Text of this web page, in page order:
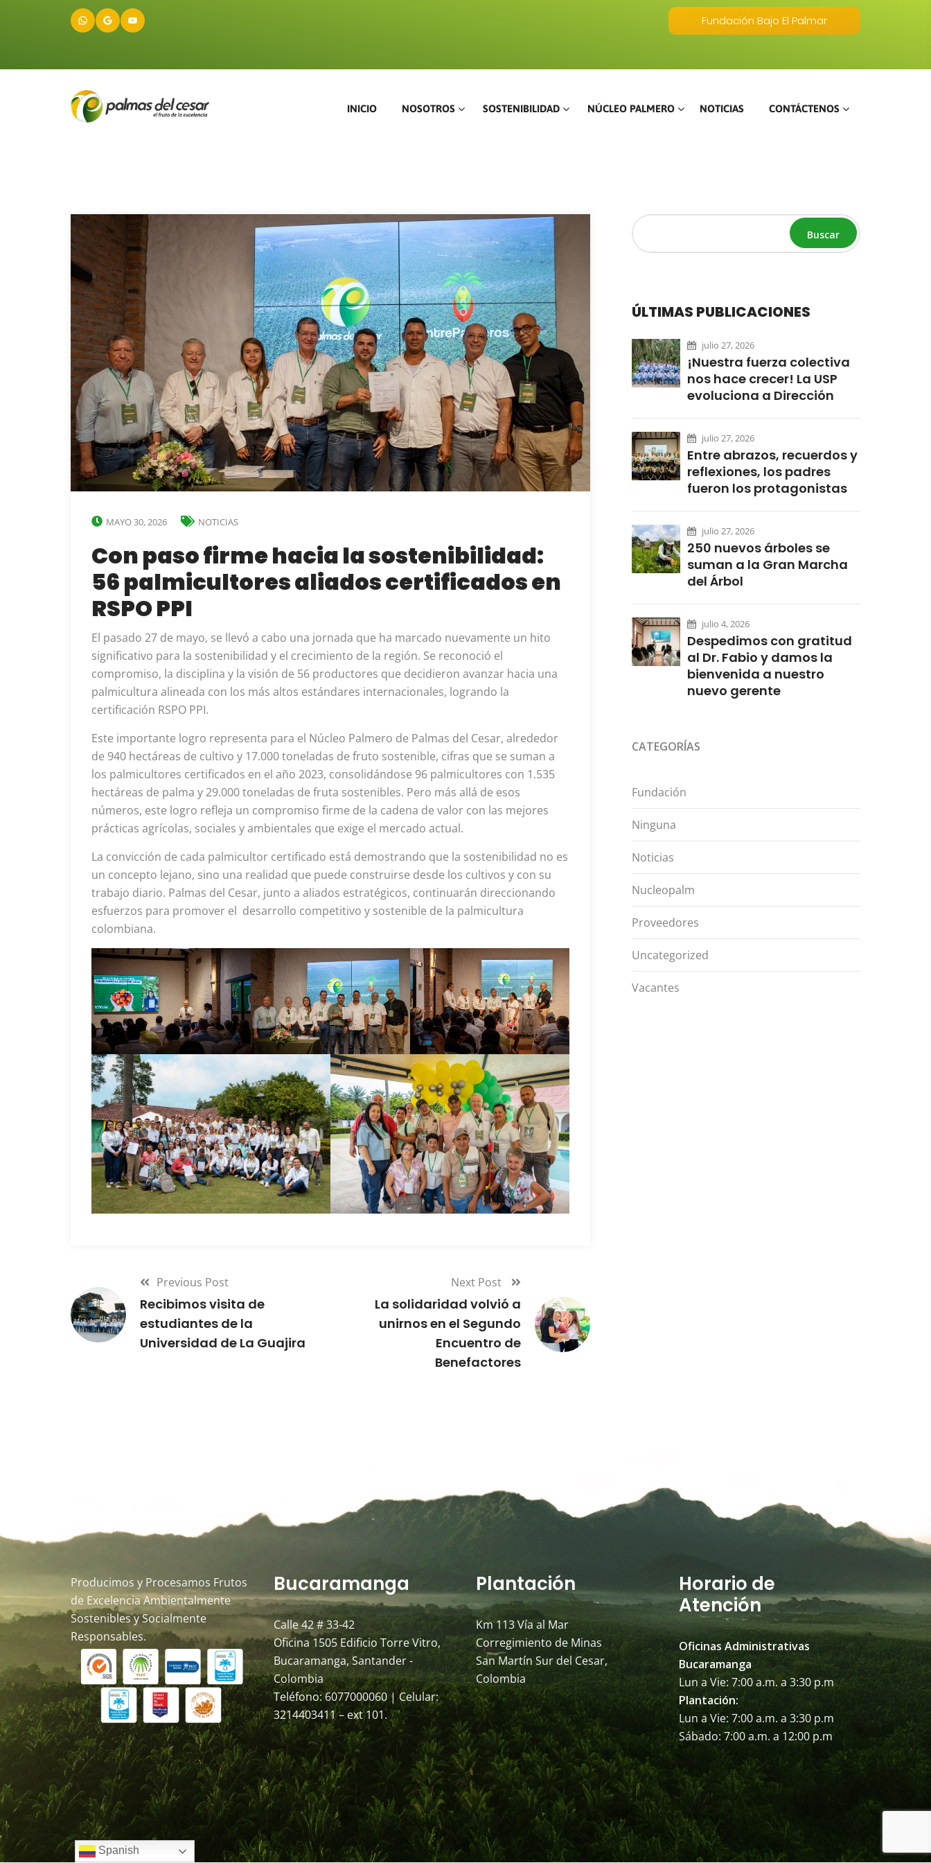
WhatsApp Google YouTube Fundación Bajo El Palmar
INICIO NOSOTROS SOSTENIBILIDAD NÚCLEO PALMERO NOTICIAS CONTÁCTENOS
MAYO 30, 2026 NOTICIAS
Con paso firme hacia la sostenibilidad:
56 palmicultores aliados certificados en
RSPO PPI
El pasado 27 de mayo, se llevó a cabo una jornada que ha marcado nuevamente un hito
significativo para la sostenibilidad y el crecimiento de la región. Se reconoció el
compromiso, la disciplina y la visión de 56 productores que decidieron avanzar hacia una
palmicultura alineada con los más altos estándares internacionales, logrando la
certificación RSPO PPI.
Este importante logro representa para el Núcleo Palmero de Palmas del Cesar, alrededor
de 940 hectáreas de cultivo y 17.000 toneladas de fruto sostenible, cifras que se suman a
los palmicultores certificados en el año 2023, consolidándose 96 palmicultores con 1.535
hectáreas de palma y 29.000 toneladas de fruta sostenibles. Pero más allá de esos
números, este logro refleja un compromiso firme de la cadena de valor con las mejores
prácticas agrícolas, sociales y ambientales que exige el mercado actual.
La convicción de cada palmicultor certificado está demostrando que la sostenibilidad no es
un concepto lejano, sino una realidad que puede construirse desde los cultivos y con su
trabajo diario. Palmas del Cesar, junto a aliados estratégicos, continuarán direccionando
esfuerzos para promover el desarrollo competitivo y sostenible de la palmicultura
colombiana.
Previous Post
Recibimos visita de
estudiantes de la
Universidad de La Guajira
Next Post
La solidaridad volvió a
unirnos en el Segundo
Encuentro de
Benefactores
Buscar
ÚLTIMAS PUBLICACIONES
julio 27, 2026
¡Nuestra fuerza colectiva
nos hace crecer! La USP
evoluciona a Dirección
julio 27, 2026
Entre abrazos, recuerdos y
reflexiones, los padres
fueron los protagonistas
julio 27, 2026
250 nuevos árboles se
suman a la Gran Marcha
del Árbol
julio 4, 2026
Despedimos con gratitud
al Dr. Fabio y damos la
bienvenida a nuestro
nuevo gerente
CATEGORÍAS
Fundación
Ninguna
Noticias
Nucleopalm
Proveedores
Uncategorized
Vacantes
Producimos y Procesamos Frutos
de Excelencia Ambientalmente
Sostenibles y Socialmente
Responsables.
Bucaramanga
Calle 42 # 33-42
Oficina 1505 Edificio Torre Vitro,
Bucaramanga, Santander -
Colombia
Teléfono: 6077000060 | Celular:
3214403411 – ext 101.
Plantación
Km 113 Vía al Mar
Corregimiento de Minas
San Martín Sur del Cesar,
Colombia
Horario de
Atención
Oficinas Administrativas
Bucaramanga
Lun a Vie: 7:00 a.m. a 3:30 p.m
Plantación:
Lun a Vie: 7:00 a.m. a 3:30 p.m
Sábado: 7:00 a.m. a 12:00 p.m
Spanish